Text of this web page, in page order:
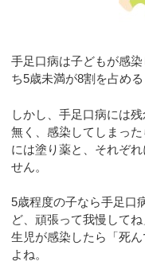
手足口病は子どもが感
ち5歳未満が8割を占める
しかし、手足口病には
無く、感染してしまっ
には塗り薬と、それぞ
せん。
5歳程度の子なら手足口
ど、頑張って我慢して
生児が感染したら「死
よね。